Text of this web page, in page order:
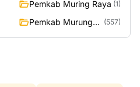
Pemkab Muring Raya (1)
Pemkab Murung
(557)